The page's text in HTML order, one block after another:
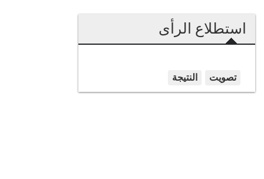
استطلاع الرأى